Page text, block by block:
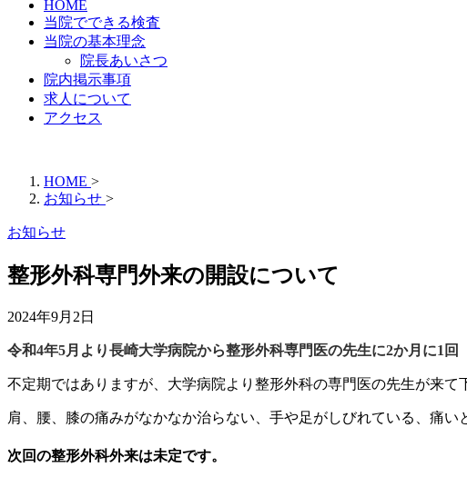
HOME
当院でできる検査
当院の基本理念
院長あいさつ
院内掲示事項
求人について
アクセス
HOME >
お知らせ >
お知らせ
整形外科専門外来の開設について
2024年9月2日
令和4年5月より長崎大学病院から整形外科専門医の先生に2か月に1回
不定期ではありますが、大学病院より整形外科の専門医の先生が来
肩、腰、膝の痛みがなかなか治らない、手や足がしびれている、痛
次回の整形外科外来は未定です。